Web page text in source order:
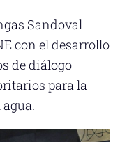
Sandoval
con el desarrollo
de diálogo
para la